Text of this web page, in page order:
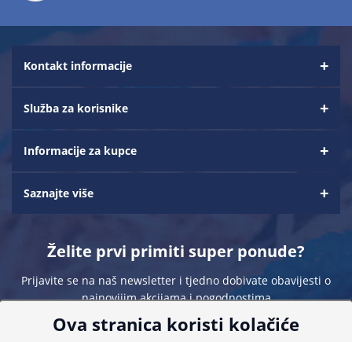
Kontakt informacije
Služba za korisnike
Informacije za kupce
Saznajte više
Želite prvi primiti super ponude?
Prijavite se na naš newsletter i tjedno dobivate obavijesti o
najnovijim akcijama i pogodnostima
Ova stranica koristi kolačiće